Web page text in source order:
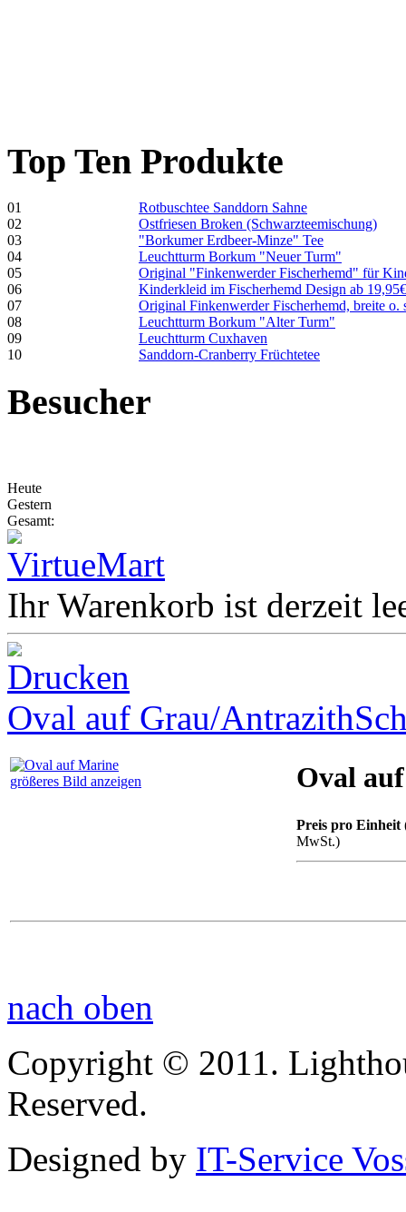
Top Ten Produkte
01
Rotbuschtee Sanddorn Sahne
02
Ostfriesen Broken (Schwarzteemischung)
03
"Borkumer Erdbeer-Minze" Tee
04
Leuchtturm Borkum "Neuer Turm"
05
Original "Finkenwerder Fischerhemd" für
06
Kinderkleid im Fischerhemd Design ab 19,95€
07
Original Finkenwerder Fischerhemd, breite o.
08
Leuchtturm Borkum "Alter Turm"
09
Leuchtturm Cuxhaven
10
Sanddorn-Cranberry Früchtetee
Besucher
Heute
Gestern
Gesamt:
Ihr Warenkorb ist derzeit
Oval auf Grau/Antrazith
größeres Bild anzeigen Oval
Preis pro Einheit
MwSt.)
nach oben
Copyright © 2011.
Reserved.
Designed by IT-Service